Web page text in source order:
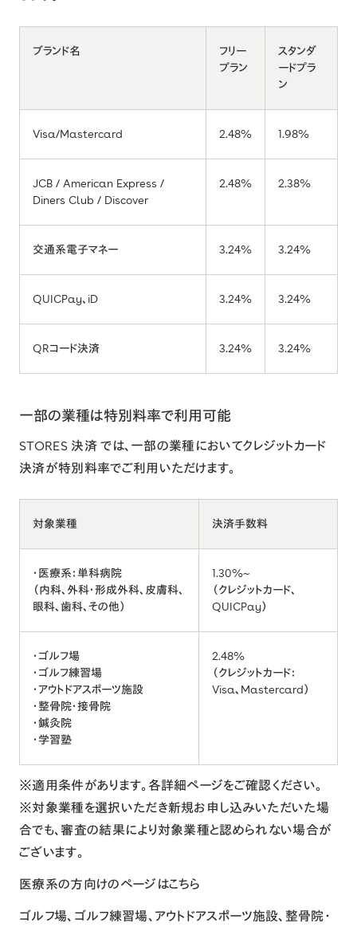
ブランド名
フリー
プラン
スタンダ
ードプラ
ン
Visa/Mastercard 2.48% 1.98%
JCB / American Express /
Diners Club / Discover
2.48% 2.38%
交通系電子マネー 3.24% 3.24%
QUICPay、iD 3.24% 3.24%
QRコード決済 3.24% 3.24%
一部の業種は特別料率で利用可能
STORES 決済 では、一部の業種においてクレジットカード
決済が特別料率でご利用いただけます。
対象業種 決済手数料
・医療系：単科病院
（内科、外科・形成外科、皮膚科、
眼科、歯科、その他）
1.30%~
（クレジットカード、
QUICPay）
・ゴルフ場
・ゴルフ練習場
・アウトドアスポーツ施設
・整骨院・接骨院
・鍼灸院
・学習塾
2.48%
（クレジットカード：
Visa、Mastercard）
※適用条件があります。各詳細ページをご確認ください。
※対象業種を選択いただき新規お申し込みいただいた場
合でも、審査の結果により対象業種と認められない場合が
ございます。
医療系の方向けのページはこちら
ゴルフ場、ゴルフ練習場、アウトドアスポーツ施設、整骨院・